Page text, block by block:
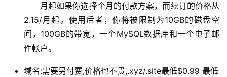
月起如果你选择个月的付款方案，而续订的价格从
2.15/月起。使用后者，你将被限制为10GB的磁盘空
间，100GB的带宽，一个MySQL数据库和一个电子邮
件帐户。
域名:需要另付费,价格也不贵,.xyz/.site最低$0.99 最低